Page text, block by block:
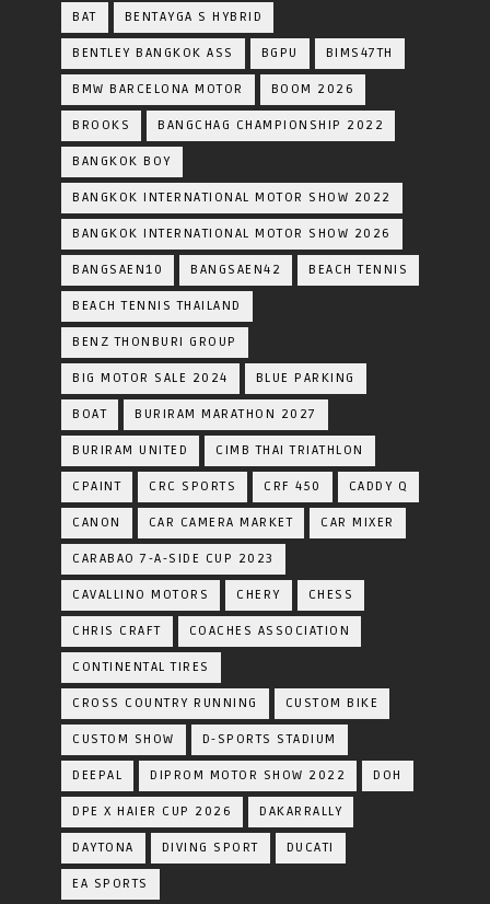
BAT BENTAYGA S HYBRID
BENTLEY BANGKOK ASS BGPU BIMS47TH
BMW BARCELONA MOTOR BOOM 2026
BROOKS BANGCHAG CHAMPIONSHIP 2022
BANGKOK BOY
BANGKOK INTERNATIONAL MOTOR SHOW 2022
BANGKOK INTERNATIONAL MOTOR SHOW 2026
BANGSAEN10 BANGSAEN42 BEACH TENNIS
BEACH TENNIS THAILAND
BENZ THONBURI GROUP
BIG MOTOR SALE 2024 BLUE PARKING
BOAT BURIRAM MARATHON 2027
BURIRAM UNITED CIMB THAI TRIATHLON
CPAINT CRC SPORTS CRF 450 CADDY Q
CANON CAR CAMERA MARKET CAR MIXER
CARABAO 7-A-SIDE CUP 2023
CAVALLINO MOTORS CHERY CHESS
CHRIS CRAFT COACHES ASSOCIATION
CONTINENTAL TIRES
CROSS COUNTRY RUNNING CUSTOM BIKE
CUSTOM SHOW D-SPORTS STADIUM
DEEPAL DIPROM MOTOR SHOW 2022 DOH
DPE X HAIER CUP 2026 DAKARRALLY
DAYTONA DIVING SPORT DUCATI
EA SPORTS